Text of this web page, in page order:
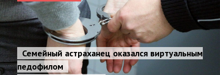
Семейный астраханец оказался виртуальным
педофилом